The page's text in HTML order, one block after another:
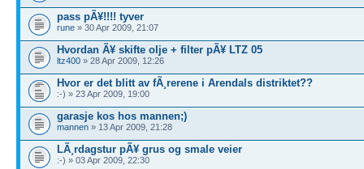
pass pÃ¥!!!! tyver
rune » 30 Apr 2009, 21:07
Hvordan Ã¥ skifte olje + filter pÃ¥ LTZ 05
ltz400 » 28 Apr 2009, 12:26
Hvor er det blitt av fÃ¸rerene i Arendals distriktet??
:-) » 23 Apr 2009, 19:00
garasje kos hos mannen;)
mannen » 13 Apr 2009, 21:28
LÃ¸rdagstur pÃ¥ grus og smale veier
:-) » 03 Apr 2009, 22:30